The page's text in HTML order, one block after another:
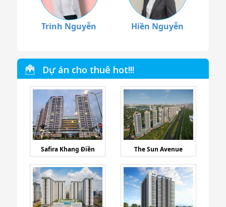
Trinh Nguyễn Hiền Nguyễn
Dự án cho thuê hot!!!
Safira Khang Điền The Sun Avenue